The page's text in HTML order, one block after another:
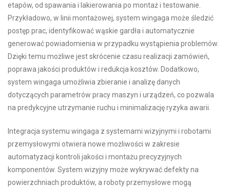
etapów, od spawania i lakierowania po montaż i testowanie.
Przykładowo, w linii montażowej, system wingaga może śledzić
postęp prac, identyfikować wąskie gardła i automatycznie
generować powiadomienia w przypadku wystąpienia problemów.
Dzięki temu możliwe jest skrócenie czasu realizacji zamówień,
poprawa jakości produktów i redukcja kosztów. Dodatkowo,
system wingaga umożliwia zbieranie i analizę danych
dotyczących parametrów pracy maszyn i urządzeń, co pozwala
na predykcyjne utrzymanie ruchu i minimalizację ryzyka awarii.
Integracja systemu wingaga z systemami wizyjnymi i robotami
przemysłowymi otwiera nowe możliwości w zakresie
automatyzacji kontroli jakości i montażu precyzyjnych
komponentów. System wizyjny może wykrywać defekty na
powierzchniach produktów, a roboty przemysłowe mogą